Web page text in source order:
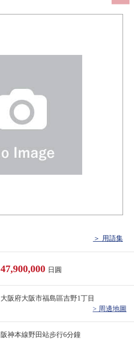
＞ 用語集
47,900,000 日圓
大阪府大阪市福島區吉野1丁目
> 周邊地圖
阪神本線野田站步行6分鐘